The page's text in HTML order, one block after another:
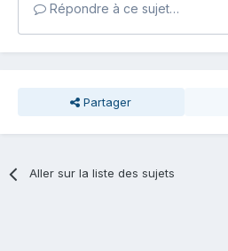
Répondre à ce sujet…
Partager
Aller sur la liste des sujets